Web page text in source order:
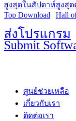
สูงสุดในสัปดาห์
Top Download
สูงสุ
Hall
ส่งโปรแกรม
Submit
ศูนย์ช่วยเหลือ
เกี่ยวกับเรา
ติดต่อเรา